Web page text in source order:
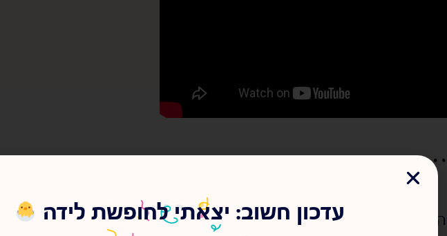
העסק ניהול משימות ,עסק קסם מאחורי
עדכון חשוב: יצאתי לחופשת לידה